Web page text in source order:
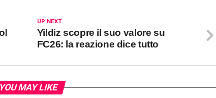
UP NEXT
Yildiz scopre il suo valore su
FC26: la reazione dice tutto
YOU MAY LIKE